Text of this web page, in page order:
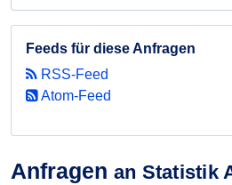
Anfragen an Statistik
Feeds für diese Anfragen
RSS-Feed
Atom-Feed